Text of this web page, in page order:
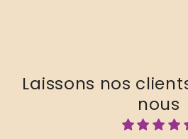
Laissons nos
nous